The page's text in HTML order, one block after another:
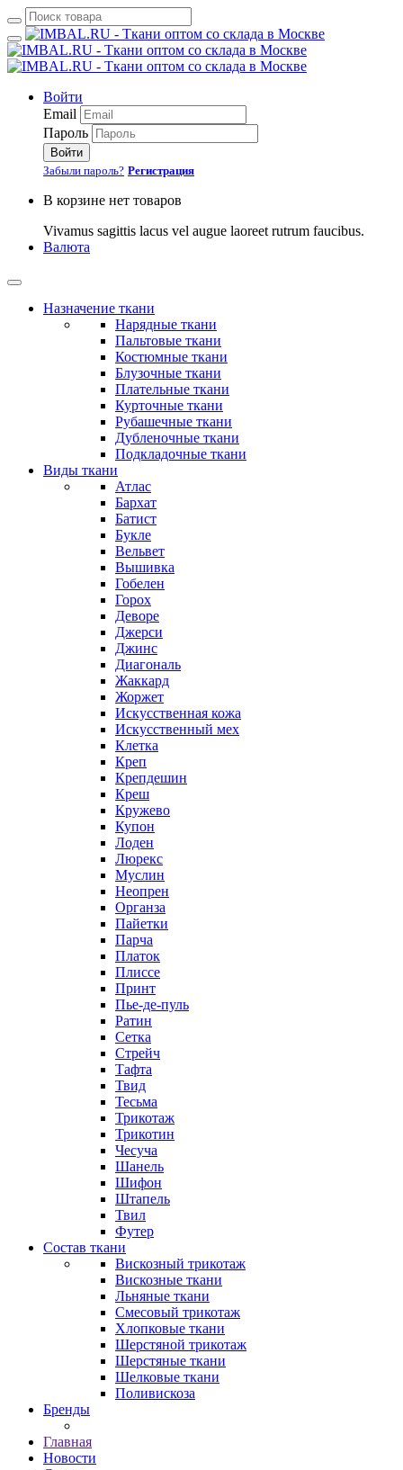
Войти
Email
Пароль
Войти
Забыли пароль? Регистрация
В корзине нет товаров
Vivamus sagittis lacus vel augue laoreet rutrum faucibus.
Валюта
Назначение ткани
Нарядные ткани
Пальтовые ткани
Костюмные ткани
Блузочные ткани
Плательные ткани
Курточные ткани
Рубашечные ткани
Дубленочные ткани
Подкладочные ткани
Виды ткани
Атлас
Бархат
Батист
Букле
Вельвет
Вышивка
Гобелен
Горох
Деворе
Джерси
Джинс
Диагональ
Жаккард
Жоржет
Искусственная кожа
Искусственный мех
Клетка
Креп
Крепдешин
Креш
Кружево
Купон
Лоден
Люрекс
Муслин
Неопрен
Органза
Пайетки
Парча
Платок
Плиссе
Принт
Пье-де-пуль
Ратин
Сетка
Стрейч
Тафта
Твид
Тесьма
Трикотаж
Трикотин
Чесуча
Шанель
Шифон
Штапель
Твил
Футер
Состав ткани
Вискозный трикотаж
Вискозные ткани
Льняные ткани
Смесовый трикотаж
Хлопковые ткани
Шерстяной трикотаж
Шерстяные ткани
Шелковые ткани
Поливискоза
Бренды
Главная
Новости